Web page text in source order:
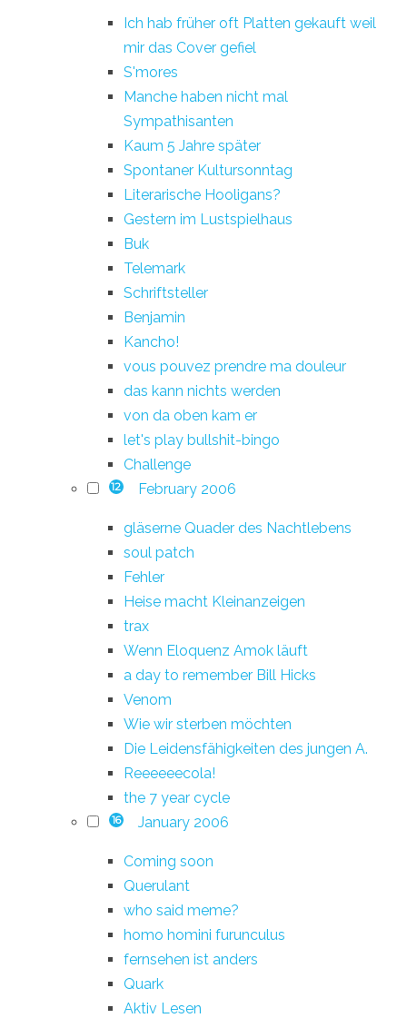
Ich hab früher oft Platten gekauft weil
mir das Cover gefiel
S'mores
Manche haben nicht mal
Sympathisanten
Kaum 5 Jahre später
Spontaner Kultursonntag
Literarische Hooligans?
Gestern im Lustspielhaus
Buk
Telemark
Schriftsteller
Benjamin
Kancho!
vous pouvez prendre ma douleur
das kann nichts werden
von da oben kam er
let's play bullshit-bingo
Challenge
12 February 2006
gläserne Quader des Nachtlebens
soul patch
Fehler
Heise macht Kleinanzeigen
trax
Wenn Eloquenz Amok läuft
a day to remember Bill Hicks
Venom
Wie wir sterben möchten
Die Leidensfähigkeiten des jungen A.
Reeeeeecola!
the 7 year cycle
16 January 2006
Coming soon
Querulant
who said meme?
homo homini furunculus
fernsehen ist anders
Quark
Aktiv Lesen